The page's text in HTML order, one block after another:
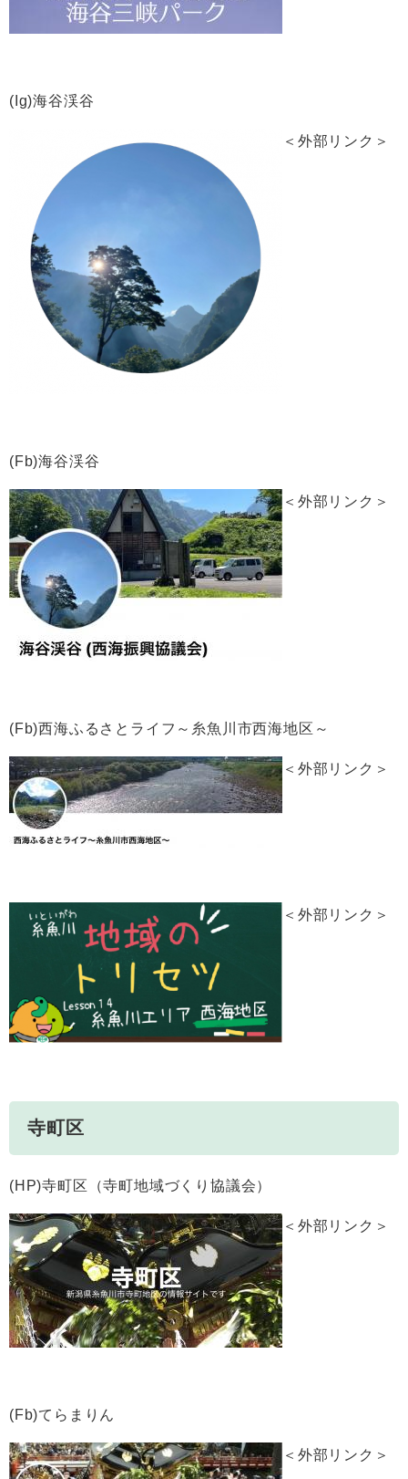
(Ig)海谷渓谷
＜外部リンク＞
(Fb)海谷渓谷
＜外部リンク＞
(Fb)西海ふるさとライフ～糸魚川市西海地区～
＜外部リンク＞
＜外部リンク＞
寺町区
(HP)寺町区（寺町地域づくり協議会）
＜外部リンク＞
(Fb)てらまりん
＜外部リンク＞